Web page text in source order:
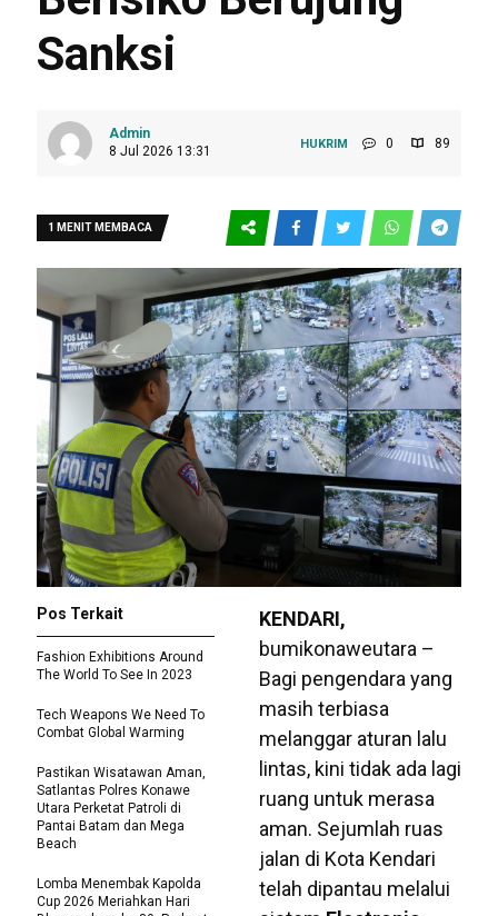
Sanksi
Admin
8 Jul 2026 13:31
HUKRIM 0 89
1 MENIT MEMBACA
KENDARI,
bumikonaweutara –
Bagi pengendara yang
masih terbiasa
melanggar aturan lalu
lintas, kini tidak ada lagi
ruang untuk merasa
aman. Sejumlah ruas
jalan di Kota Kendari
telah dipantau melalui
Pos Terkait
Fashion Exhibitions Around
The World To See In 2023
Tech Weapons We Need To
Combat Global Warming
Pastikan Wisatawan Aman,
Satlantas Polres Konawe
Utara Perketat Patroli di
Pantai Batam dan Mega
Beach
Lomba Menembak Kapolda
Cup 2026 Meriahkan Hari